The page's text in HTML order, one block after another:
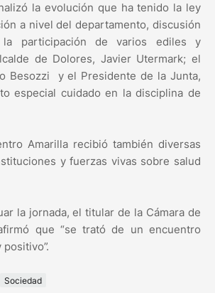
la evolución que ha tenido la ley
a nivel del departamento, discusión
participación de varios ediles y
de Dolores, Javier Utermark; el
Besozzi y el Presidente de la Junta,
especial cuidado en la disciplina de
Amarilla recibió también diversas
y fuerzas vivas sobre salud
la jornada, el titular de la Cámara de
que “se trató de un encuentro
Sociedad